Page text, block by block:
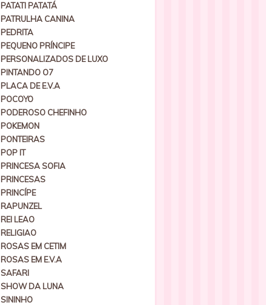
PATATI PATATÁ
PATRULHA CANINA
PEDRITA
PEQUENO PRÍNCIPE
PERSONALIZADOS DE LUXO
PINTANDO O7
PLACA DE E.V.A
POCOYO
PODEROSO CHEFINHO
POKEMON
PONTEIRAS
POP IT
PRINCESA SOFIA
PRINCESAS
PRINCÍPE
RAPUNZEL
REI LEAO
RELIGIAO
ROSAS EM CETIM
ROSAS EM E.V.A
SAFARI
SHOW DA LUNA
SININHO